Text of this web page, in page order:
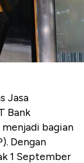
Jasa
Bank
bagian
Dengan
1 September